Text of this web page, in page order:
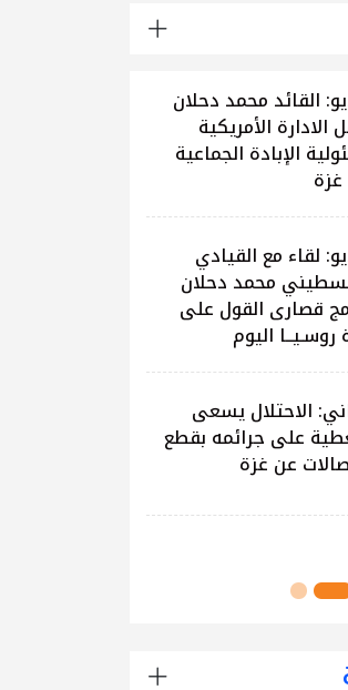
لقاء القيادي
محمد دحلان
تطورات الحرب
اللجنة الوطنية
والتنمية بدأت بتوزيع
الحقائب على الطلبة
الوطنية للشراكة
تُنفذ مشروع توزيع
رفح